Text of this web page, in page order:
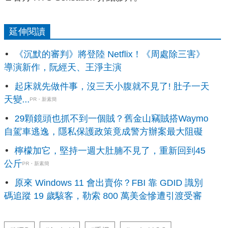
延伸閱讀
《沉默的審判》將登陸 Netflix！《周處除三害》
導演新作，阮經天、王淨主演
起床就先做件事，沒三天小腹就不見了! 肚子一天
天變...PR・新素簡
29顆鏡頭也抓不到一個賊？舊金山竊賊搭Waymo
自駕車逃逸，隱私保護政策竟成警方辦案最大阻礙
檸檬加它，堅持一週大肚腩不見了，重新回到45
公斤PR・新素簡
原來 Windows 11 會出賣你？FBI 靠 GDID 識別
碼追蹤 19 歲駭客，勒索 800 萬美金慘遭引渡受審